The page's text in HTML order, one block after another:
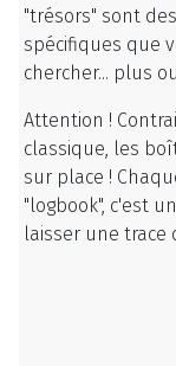
"trésors" sont
spécifiques que
chercher... plus
Attention !
classique, les
sur place !
"logbook", c'est
laisser une trace